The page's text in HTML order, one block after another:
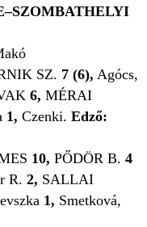
SZ. 7 (6), Agócs,
6, MÉRAI
1, Czenki. Edző:
10, PŐDÖR B. 4
R. 2, SALLAI
1, Smetková,